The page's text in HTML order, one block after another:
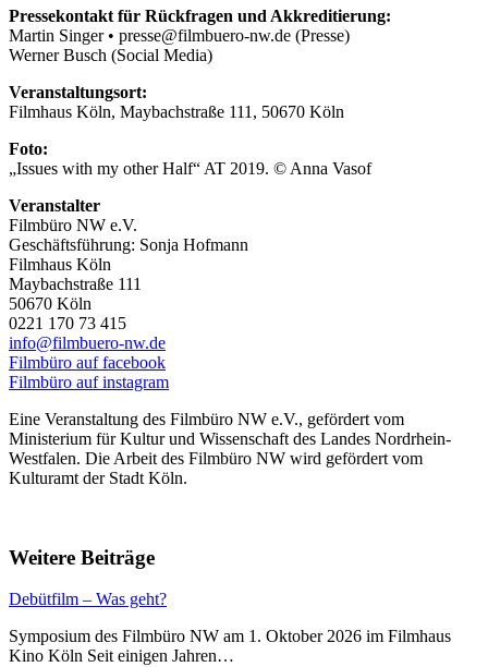
Pressekontakt für Rückfragen und Akkreditierung:
Martin Singer • presse@filmbuero-nw.de (Presse)
Werner Busch (Social Media)
Veranstaltungsort:
Filmhaus Köln, Maybachstraße 111, 50670 Köln
Foto:
„Issues with my other Half“ AT 2019. © Anna Vasof
Veranstalter
Filmbüro NW e.V.
Geschäftsführung: Sonja Hofmann
Filmhaus Köln
Maybachstraße 111
50670 Köln
0221 170 73 415
info@filmbuero-nw.de
Filmbüro auf facebook
Filmbüro auf instagram
Eine Veranstaltung des Filmbüro NW e.V., gefördert vom
Ministerium für Kultur und Wissenschaft des Landes Nordrhein-
Westfalen. Die Arbeit des Filmbüro NW wird gefördert vom
Kulturamt der Stadt Köln.
Weitere Beiträge
Debütfilm – Was geht?
Symposium des Filmbüro NW am 1. Oktober 2026 im Filmhaus
Kino Köln Seit einigen Jahren…